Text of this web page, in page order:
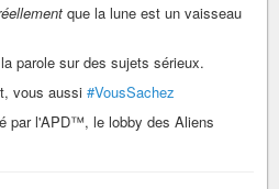
que la lune est un vaisseau
parole sur des sujets sérieux.
vous aussi #VousSachez
par l'APD™, le lobby des Aliens